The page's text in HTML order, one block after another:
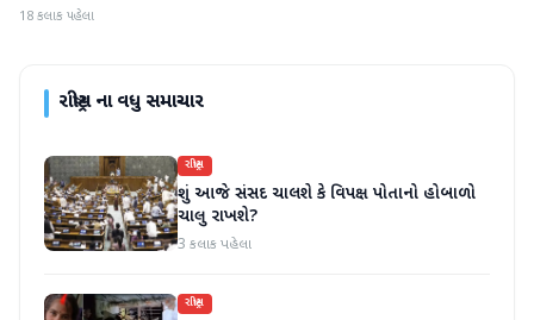
18 કલાક પહેલા
રાષ્ટ્રીયના વધુ સમાચાર
રાષ્ટ્રીય
શું આજે સંસદ ચાલશે કે વિપક્ષ પોતાનો હોબાળો
ચાલુ રાખશે?
3 કલાક પહેલા
રાષ્ટ્રીય